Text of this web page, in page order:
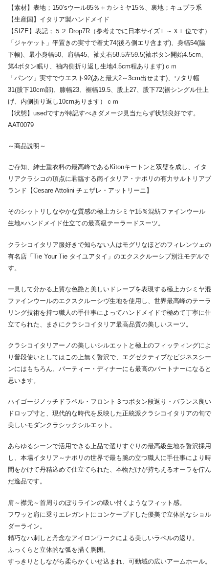
【素材】表地；150’sウール85％＋カシミヤ15％、裏地；キュプラ系
【生産国】イタリア製ハンドメイド
【SIZE】表記；５２ Drop7R（参考までに日本サイズＬ～ＸＬ位です）
「ジャケット」平置きの実寸で着丈74(後ろ側エリ含まず)、身幅54(脇
下幅)、最小身幅50、肩幅45、袖丈右58.5左59.5(袖ボタン開始4.5cm、
第4ボタン眠り、袖内側折り返し生地4.5cm程あります)ｃｍ
「パンツ」実寸でウエスト92(あと最大2～3cm出せます)、ワタリ幅
31(股下10cm部)、膝幅23、裾幅19.5、股上27、股下72(裾シングル仕上
げ、内側折り返し10cmあります）ｃｍ
【状態】usedですが特記すべきダメージ見当たらず状態良好です。
AAT0079
～商品説明～
ご存知、紳士重衣料の最高峰であるKitonキートンと双璧を成し、イタ
リアクラシコの頂点に君臨する南イタリア・ナポリの有力サルトリアブ
ランド【Cesare Attolini チェザレ・アットリーニ】
そのシットリしなやかな質感の極上カシミヤ15％混紡ファインウール
生地×ハンドメイド仕立ての最高級テーラードスーツ。
クラシコイタリア服好きで知らない人はモグリなほどのフィレンツェの
有名店「Tie Your Tie タイユアタイ」のエクスクルーシブ別注モデルで
す。
一見して分かる上質な色艶と美しいドレープを表現する極上カシミヤ混
ファインウールのエクスクルーシヴ生地を使用し、世界最高峰のテーラ
リング技術を持つ職人の手仕事によってハンドメイドで極めて丁寧に仕
立てられた、まさにクラシコイタリア最高品質の美しいスーツ。
クラシコイタリアーノの美しいシルエットと極上のフィッティングによ
り普段使いとしてはこの上無く贅沢で、エグゼクティブなビジネスシー
ンにはもちろん、パーティー・ディナーにも最高のパートナーになると
思います。
ハイゴージノッチドラペル・フロント３つボタン段返り・バランス良い
ドロップ寸と、現代的な時代を反映した正統派クラシコイタリアの旬で
美しいモダンクラシックシルエット。
あらゆるシーンで活用できる上品で選りすぐりの最高級生地を贅沢採用
し、本場イタリア～ナポリの世界で最も腕の立つ職人に手仕事により時
間をかけて丹精込めて仕立てられた、本物だけが持ちえるオーラを佇ん
だ逸品です。
肩～襟元～首周りのぼりラインの吸い付くようなフィット感。
フワッと肩に乗りエレガントにコンケープドした優美で立体的なショル
ダーライン。
精巧なハ刺しと丹念なアイロンワークによる美しいラペルの返り。
ふっくらと立体的な弧を描く胸囲。
すっきりとしながら柔らかくいせ込まれ、可動域の広いアームホール。